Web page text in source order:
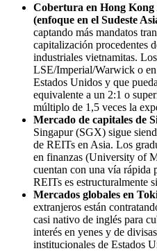
Cobertura en Hong Kong
(enfoque en el Sudeste
captando más mandatos
capitalización procedentes
industriales vietnamitas.
LSE/Imperial/Warwick o
Estados Unidos y que
equivalente a un 2:1 o
múltiplo de 1,5 veces la
Mercado de capitales de
Singapur (SGX) sigue
de REITs en Asia. Los
en finanzas (University of
cuentan con una vía rápida
REITs es estructuralmente
Mercados globales en
extranjeros están
casi nativo de inglés para
interés en yenes y de
institucionales de Estados